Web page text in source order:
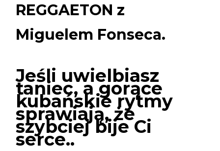
REGGAETON z
Miguelem Fonseca.
Jeśli uwielbiasz
taniec, a gorące
kubańskie rytmy
sprawiają, że
szybciej bije Ci
serce..